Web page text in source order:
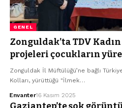
GENEL
Zonguldak’ta TDV
projeleri çocukların
Zonguldak İl Müftülüğü’ne bağlı
Kolları, yürüttüğü "İlmek…
Envanter16 Kasım 2025